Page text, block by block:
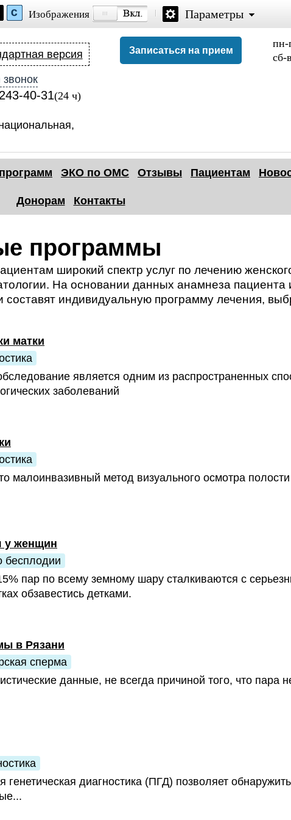
Изображения Параметры
версия
40-31(24 ч)
Записаться на прием
пн-
сб-
ЭКО по ОМС Отзывы Пациентам
Донорам Контакты
программы
широкий спектр услуг по лечению
На основании данных анамнеза пациента
индивидуальную программу лечения,
матки
является одним из распространенных
заболеваний
малоинвазивный метод визуального осмотра
у женщин
бесплодии
пар по всему земному шару сталкиваются с
обзавестись детками.
в Рязани
сперма
данные, не всегда причиной того, что пара
генетическая диагностика (ПГД) позволяет обнаружить